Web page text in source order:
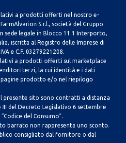
a prodotti offerti nel nostro e-
S.r.l., società del Gruppo
sede legale in Blocco 11.1 Interporto,
iscritta al Registro delle Imprese di
e C.F. 03279221208.
a prodotti offerti sul marketplace
terzi, la cui identità e i dati
prodotto e/o nel riepilogo
sito sono contratti a distanza
del Decreto Legislativo 6 settembre
del Consumo”.
barrato non rappresenta uno sconto.
consigliato dal fornitore o dal